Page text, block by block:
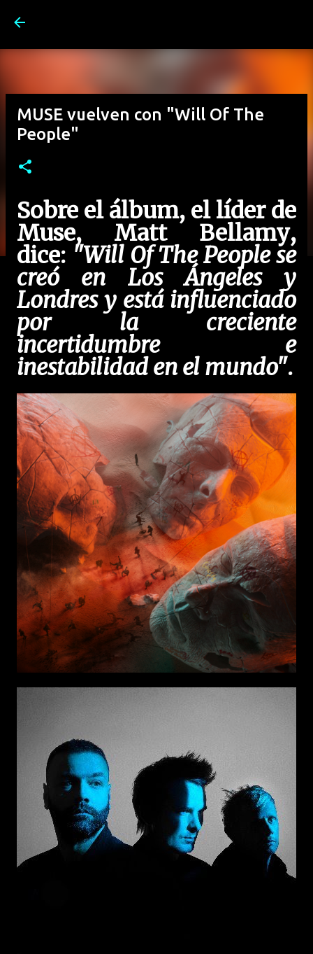
MUSE vuelven con "Will Of The
People"
Sobre el álbum, el líder de
Muse, Matt Bellamy,
dice: "Will Of The People se
creó en Los Ángeles y
Londres y está influenciado
por la creciente
incertidumbre e
inestabilidad en el mundo".